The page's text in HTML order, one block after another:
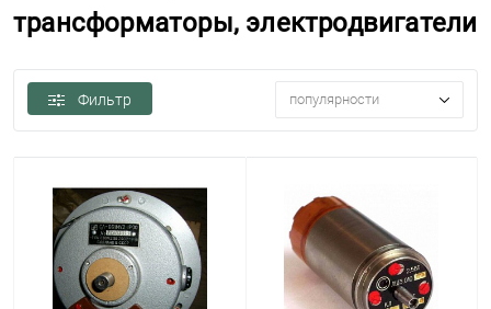
трансформаторы, электродвигатели
Фильтр популярности